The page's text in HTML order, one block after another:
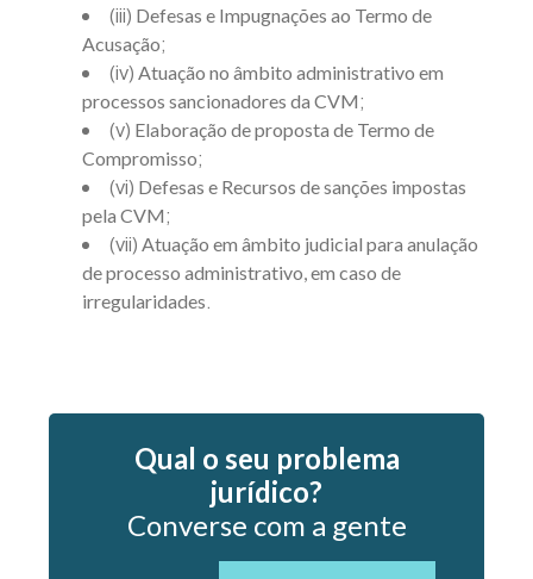
(iii) Defesas e Impugnações ao Termo de
Acusação;
(iv) Atuação no âmbito administrativo em
processos sancionadores da CVM;
(v) Elaboração de proposta de Termo de
Compromisso;
(vi) Defesas e Recursos de sanções impostas
pela CVM;
(vii) Atuação em âmbito judicial para anulação
de processo administrativo, em caso de
irregularidades.
Qual o seu problema
jurídico?
Converse com a gente